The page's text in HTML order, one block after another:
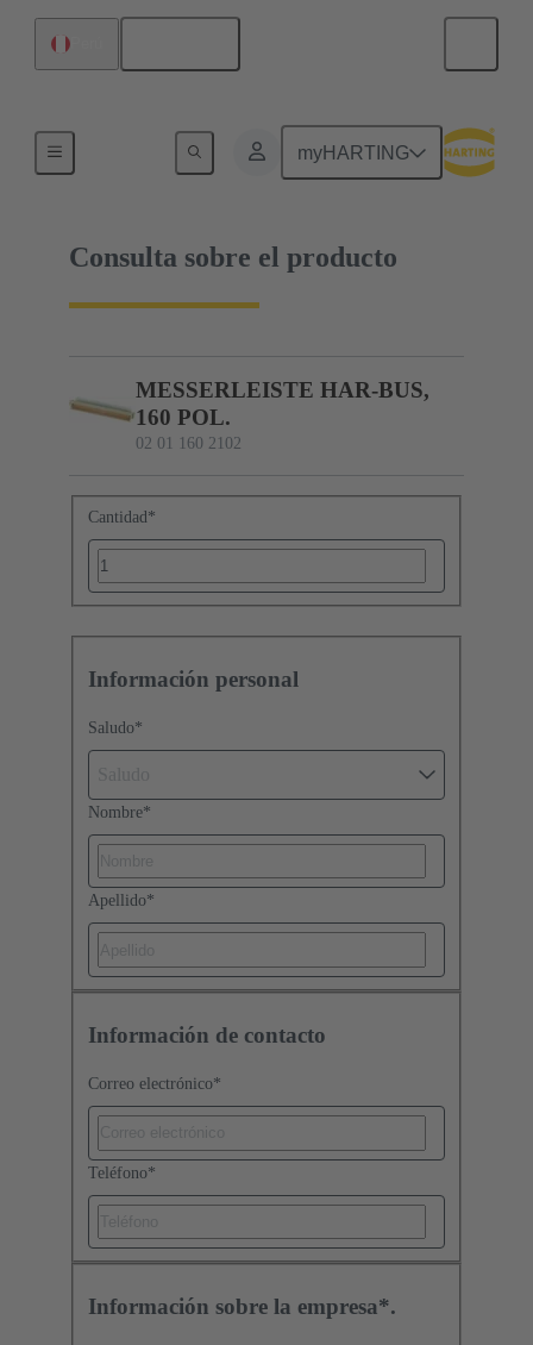
myHARTING
02 01 160 2102
Consulta sobre el producto
MESSERLEISTE HAR-BUS,
160 POL.
02 01 160 2102
Cantidad*
Información personal
Saludo*
Nombre*
Apellido*
Información de contacto
Correo electrónico*
Teléfono*
Información sobre la empresa*.